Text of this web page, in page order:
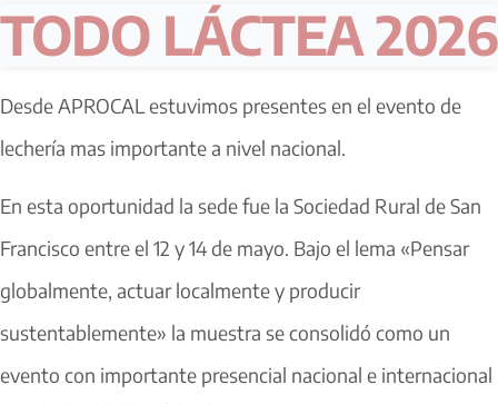
TODO LÁCTEA 2026
Desde APROCAL estuvimos presentes en el evento de
lechería mas importante a nivel nacional.
En esta oportunidad la sede fue la Sociedad Rural de San
Francisco entre el 12 y 14 de mayo. Bajo el lema «Pensar
globalmente, actuar localmente y producir
sustentablemente» la muestra se consolidó como un
evento con importante presencial nacional e internacional